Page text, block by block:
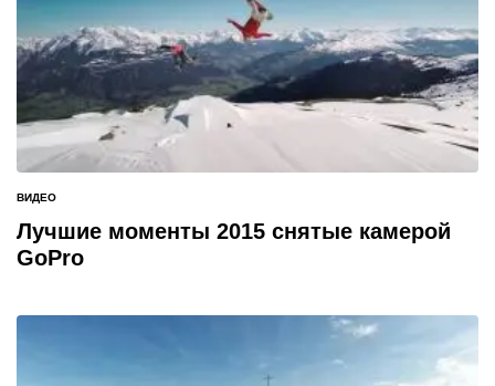
ОПУБЛИКОВАНО
В
ВИДЕО
Лучшие моменты 2015 снятые камерой
GoPro